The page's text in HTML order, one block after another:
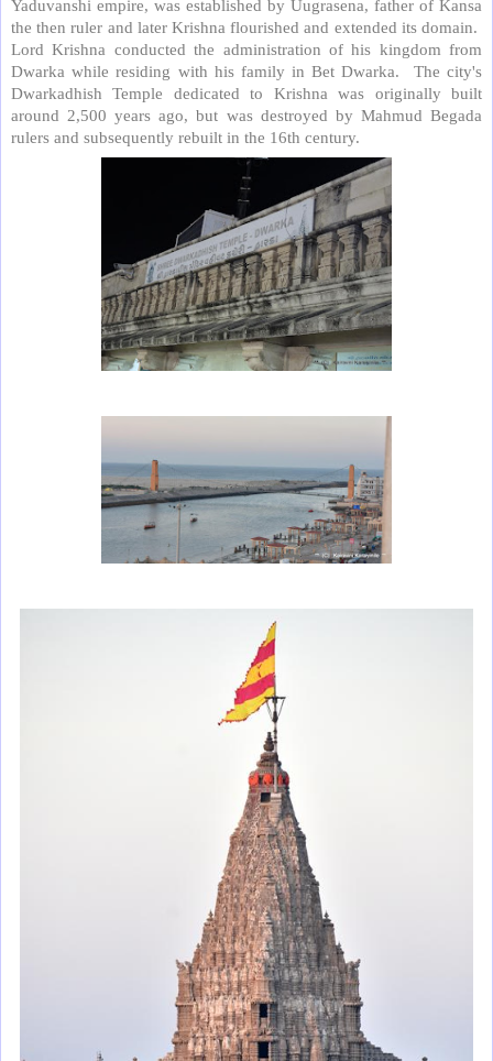
Yaduvanshi empire, was established by Uugrasena, father of Kansa
the then ruler and later Krishna flourished and extended its domain.
Lord Krishna conducted the administration of his kingdom from
Dwarka while residing with his family in Bet Dwarka.
The city's
Dwarkadhish Temple dedicated to Krishna was originally built
around 2,500 years ago, but was destroyed by Mahmud Begada
rulers and subsequently rebuilt in the 16th century.